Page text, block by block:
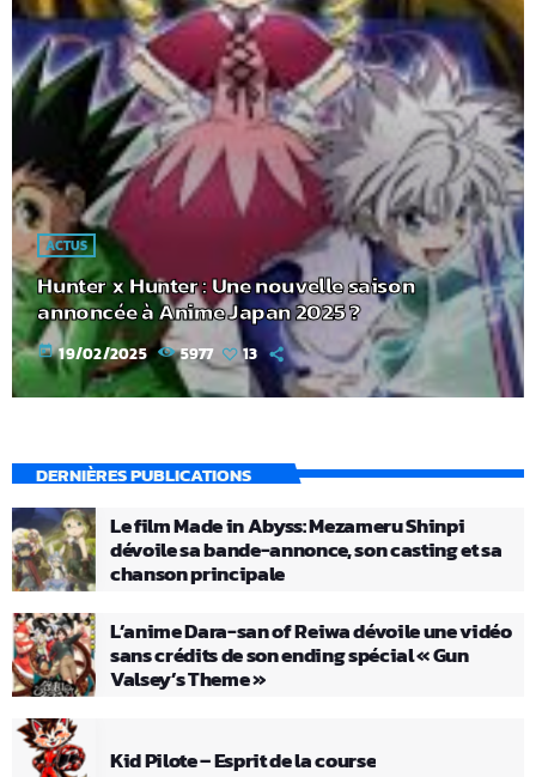
ACTUS
Hunter x Hunter : Une nouvelle saison
annoncée à Anime Japan 2025 ?
today 19/02/2025 5977 13
DERNIÈRES PUBLICATIONS
Le film Made in Abyss: Mezameru Shinpi
dévoile sa bande-annonce, son casting et sa
chanson principale
L’anime Dara-san of Reiwa dévoile une vidéo
sans crédits de son ending spécial « Gun
Valsey’s Theme »
Kid Pilote – Esprit de la course